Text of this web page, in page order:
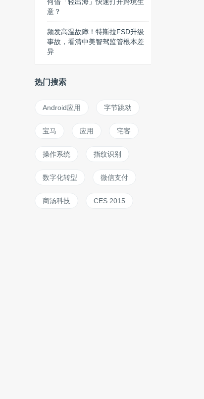
意？
频发高温故障！特斯拉FSD升级
事故，看清中美智驾监管根本差
异
热门搜索
Android应用 字节跳动
宝马 应用 宅客
操作系统 指纹识别
数字化转型 微信支付
商汤科技 CES 2015